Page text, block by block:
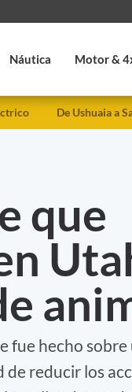
Náutica Motor &
De Ushuaia a
que
fue hecho
de reducir los